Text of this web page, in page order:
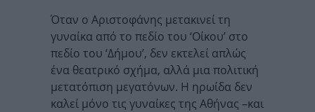
Όταν ο Αριστοφάνης μετακινεί τη
γυναίκα από το πεδίο του ‘Οίκου’ στο
πεδίο του ‘Δήμου’, δεν εκτελεί απλώς
ένα θεατρικό σχήμα, αλλά μια πολιτική
μετατόπιση μεγατόνων. Η ηρωίδα δεν
καλεί μόνο τις γυναίκες της Αθήνας –και